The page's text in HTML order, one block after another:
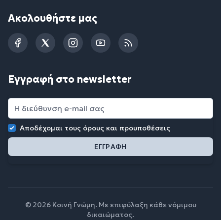
Ακολουθήστε μας
FacebookTwitterInstagramYouTubeRSS
Εγγραφή στο newsletter
Αποδέχομαι τους όρους και προυποθέσεις
© 2026 Κοινή Γνώμη. Με επιφύλαξη κάθε νόμιμου
δικαιώματος.